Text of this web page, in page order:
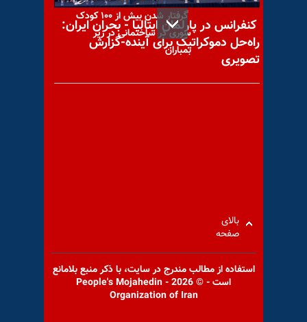
گرفتار شدن بیش از ۱۰۰ کودک
سوری در ساختمانی در زیر
بمباران
قائم‌مقام فراهانی کشته شد
کنفرانس در پارلمان ایتالیا - بحران ایران:
راه‌حل دموکراتیک برای آینده-گزارش
تصویری
بالای
صفحه
استفاده از مطالب مندرج در سايت، با ذكر منبع بلامانع
است - © 2026 - People's Mojahedin
Organization of Iran